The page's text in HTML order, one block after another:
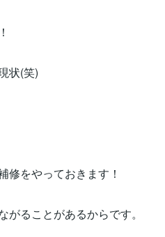
状(笑)
修をやっておきます！
ることがあるからです。